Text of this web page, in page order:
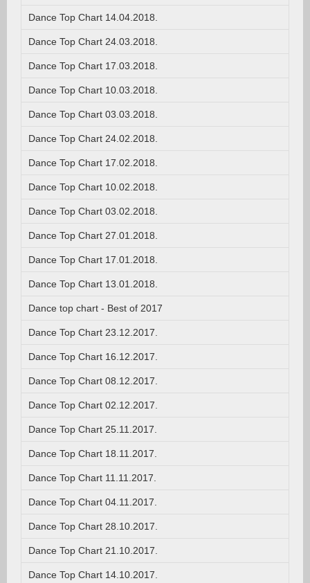
Dance Top Chart 14.04.2018.
Dance Top Chart 24.03.2018.
Dance Top Chart 17.03.2018.
Dance Top Chart 10.03.2018.
Dance Top Chart 03.03.2018.
Dance Top Chart 24.02.2018.
Dance Top Chart 17.02.2018.
Dance Top Chart 10.02.2018.
Dance Top Chart 03.02.2018.
Dance Top Chart 27.01.2018.
Dance Top Chart 17.01.2018.
Dance Top Chart 13.01.2018.
Dance top chart - Best of 2017
Dance Top Chart 23.12.2017.
Dance Top Chart 16.12.2017.
Dance Top Chart 08.12.2017.
Dance Top Chart 02.12.2017.
Dance Top Chart 25.11.2017.
Dance Top Chart 18.11.2017.
Dance Top Chart 11.11.2017.
Dance Top Chart 04.11.2017.
Dance Top Chart 28.10.2017.
Dance Top Chart 21.10.2017.
Dance Top Chart 14.10.2017.